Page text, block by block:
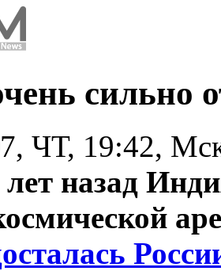
сильно
ЧТ, 19:42,
назад